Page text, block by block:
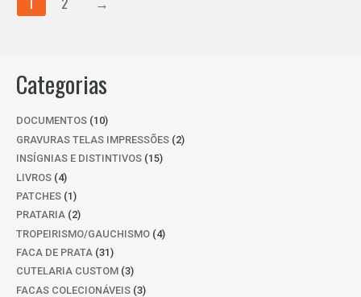
Categorias
DOCUMENTOS 1010
PRODUTOS
GRAVURAS TELAS IMPRESSÕES 22
INSÍGNIAS E DISTINTIVOS 1515
LIVROS 44
PRODUTOS
PATCHES 11
PRODUTO
PRATARIA 22
PRODUTOS
TROPEIRISMO/GAUCHISMO 44
FACA DE PRATA 3131
PRODUTOS
CUTELARIA CUSTOM 33
PRODUTOS
FACAS COLECIONÁVEIS 33